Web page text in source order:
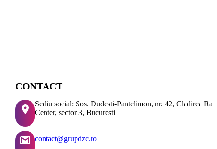
CONTACT
Sediu social: Sos. Dudesti-Pantelimon, nr. 42, Cladirea
Center, sector 3, Bucuresti
contact@grupdzc.ro